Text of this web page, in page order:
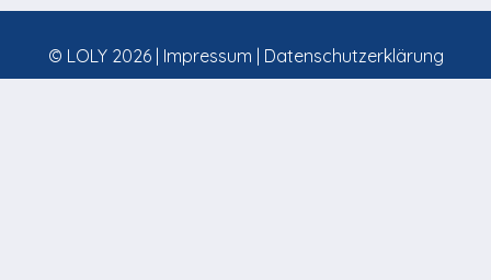
© LOLY 2026 | Impressum | Datenschutzerklärung